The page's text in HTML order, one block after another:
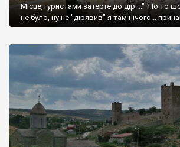
Місце,туристами затерте до дір!..." Но то
не було, ну не "дірявив" я там нічого...